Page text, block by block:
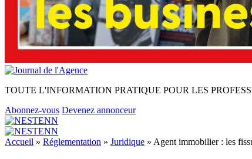
TOUTE L'INFORMATION PRATIQUE POUR LES
Abonnez-vous Devenez annonceur
Accueil » Réglementation » Juridique » Agent immobilier : les